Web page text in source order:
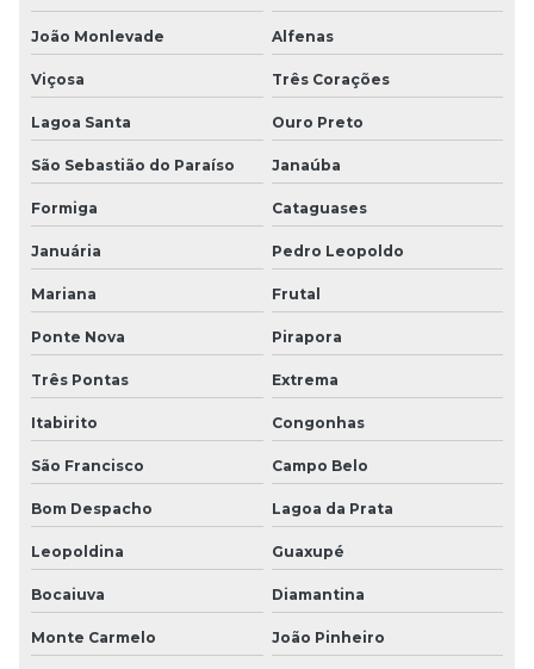
João Monlevade Alfenas
Viçosa Três Corações
Lagoa Santa Ouro Preto
São Sebastião do Paraíso Janaúba
Formiga Cataguases
Januária Pedro Leopoldo
Mariana Frutal
Ponte Nova Pirapora
Três Pontas Extrema
Itabirito Congonhas
São Francisco Campo Belo
Bom Despacho Lagoa da Prata
Leopoldina Guaxupé
Bocaiuva Diamantina
Monte Carmelo João Pinheiro